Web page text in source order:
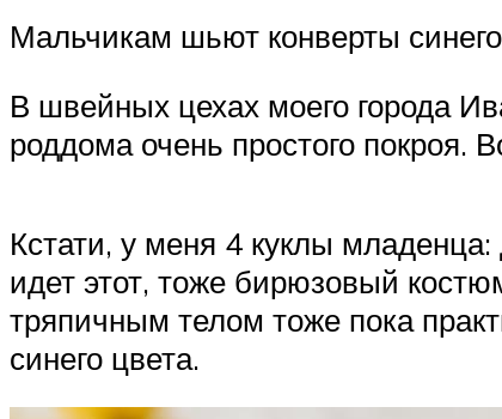
Мальчикам шьют конверты
В швейных цехах моего города
роддома очень простого покроя.
Кстати, у меня 4 куклы
идет этот, тоже бирюзовый
тряпичным телом тоже пока
синего цвета.